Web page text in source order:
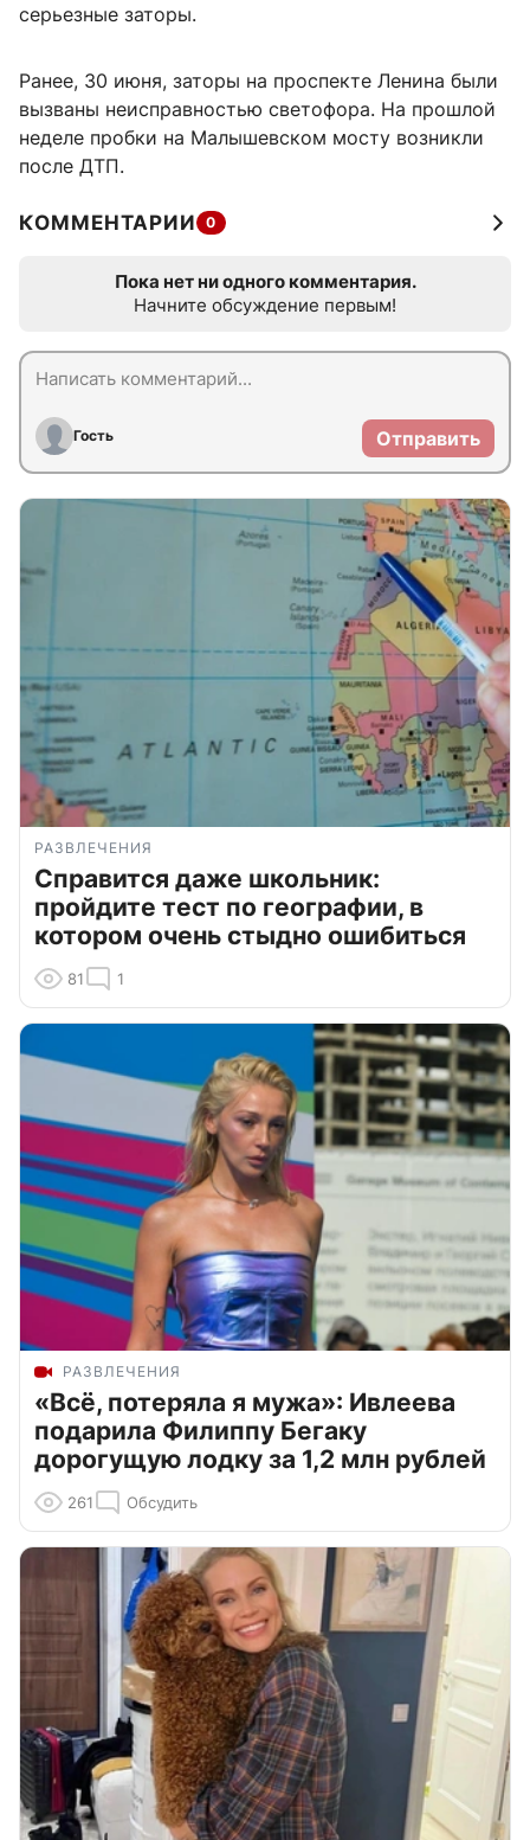
серьезные заторы.
Ранее, 30 июня, заторы на проспекте Ленина были
вызваны неисправностью светофора. На прошлой
неделе пробки на Малышевском мосту возникли
после ДТП.
КОММЕНТАРИИ 0
Пока нет ни одного комментария.
Начните обсуждение первым!
Гость Отправить
РАЗВЛЕЧЕНИЯ
Справится даже школьник:
пройдите тест по географии, в
котором очень стыдно ошибиться
81 1
РАЗВЛЕЧЕНИЯ
«Всё, потеряла я мужа»: Ивлеева
подарила Филиппу Бегаку
дорогущую лодку за 1,2 млн рублей
261 Обсудить